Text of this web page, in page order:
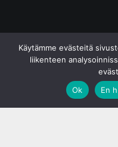
Käytämme evästeitä
liikenteen
Ok
En